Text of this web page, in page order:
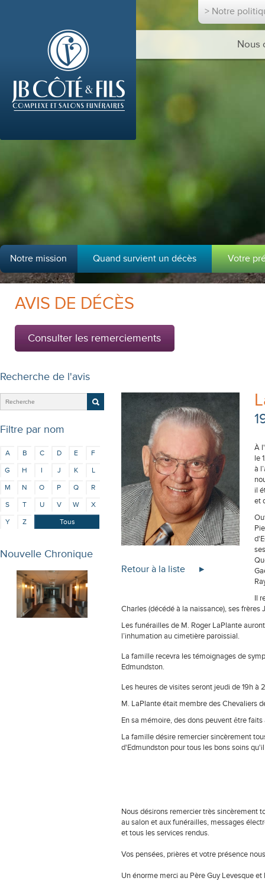
> Notre
Nous
Notre mission Quand survient un décès Votre
AVIS DE DÉCÈS
Consulter les remerciements
Recherche de l'avis
Filtre par nom
A B C D E
F
G
H I J K
L
M
N O P Q
R
S
T U V W
X
Y
Z Tous
Retour à la liste
À
le
à
il
et
Il
Charles (décédé à la naissance), ses
Les funérailles de M. Roger LaPlante
l’inhumation au cimetière paroissial.
La famille recevra les témoignages de
Edmundston.
Les heures de visites seront jeudi de 19h à
M. LaPlante était membre des Chevaliers
En sa mémoire, des dons peuvent être
La famille désire remercier sincèrement
d'Edmundston pour tous les bons soins
Nous désirons remercier très sincèrement
au salon et aux funérailles, messages
et tous les services rendus.
Vos pensées, prières et votre présence
Un énorme merci au Père Guy Levesque
Nouvelle Chronique